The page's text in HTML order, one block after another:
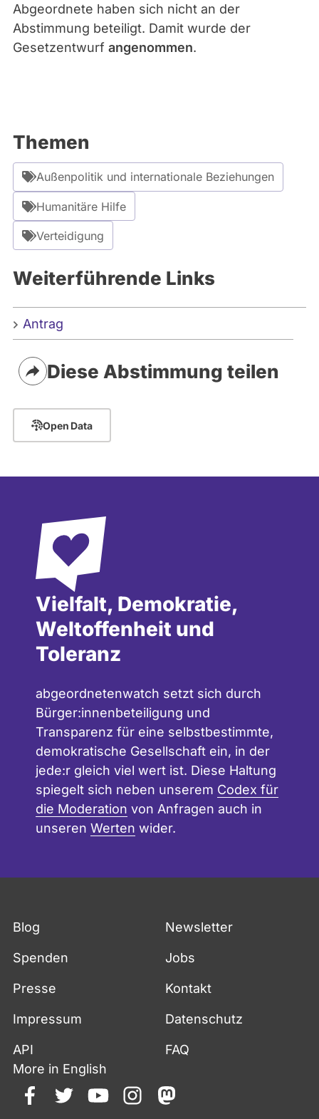
Abgeordnete haben sich nicht an der
Abstimmung beteiligt. Damit wurde der
Gesetzentwurf angenommen.
Themen
Außenpolitik und internationale Beziehungen
Humanitäre Hilfe
Verteidigung
Weiterführende Links
Antrag
Diese Abstimmung teilen
Open Data
Vielfalt, Demokratie,
Weltoffenheit und
Toleranz
abgeordnetenwatch setzt sich durch
Bürger:innenbeteiligung und
Transparenz für eine selbstbestimmte,
demokratische Gesellschaft ein, in der
jede:r gleich viel wert ist. Diese Haltung
spiegelt sich neben unserem Codex für
die Moderation von Anfragen auch in
unseren Werten wider.
Blog Newsletter
Spenden Jobs
Presse Kontakt
Impressum Datenschutz
API
FAQ
More in English
facebooktwitteryoutubeinstagrammastodon